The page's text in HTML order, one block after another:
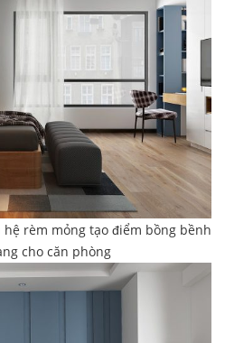
rèm mỏng tạo điểm bồng bềnh
cho căn phòng